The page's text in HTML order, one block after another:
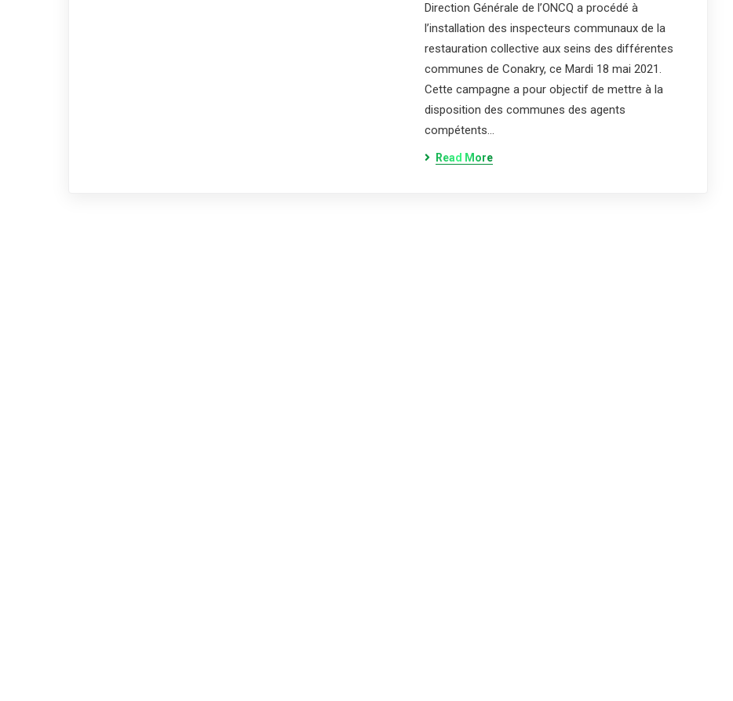
Direction Générale de l’ONCQ a procédé à
l’installation des inspecteurs communaux de la
restauration collective aux seins des différentes
communes de Conakry, ce Mardi 18 mai 2021.
Cette campagne a pour objectif de mettre à la
disposition des communes des agents
compétents…
Read More